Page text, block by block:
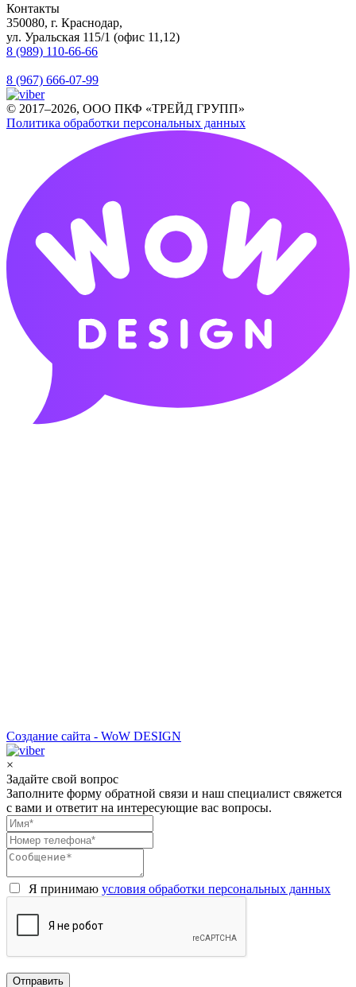
Контакты
350080, г. Краснодар,
ул. Уральская 115/1 (офис 11,12)
8 (989) 110-66-66
8 (967) 666-07-99
© 2017–2026, ООО ПКФ «ТРЕЙД ГРУПП»
Политика обработки персональных данных
Создание сайта - WoW DESIGN
×
Задайте свой вопрос
Заполните форму обратной связи и наш специалист свяжется
с вами и ответит на интересующие вас вопросы.
Я принимаю условия обработки персональных данных